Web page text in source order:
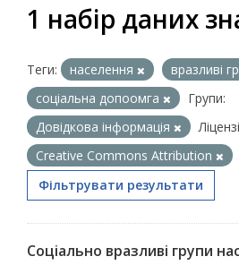
1 набір даних
Теги: населення
вразливі
соціальна допоомга
Групи:
Довідкова інформація
Creative Commons Attribution
Фільтрувати результати
Соціально вразливі групи